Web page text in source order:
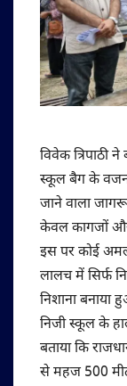
विवेक त्रिपाठी
स्कूल बैग के वजन
जाने वाला
केवल कागजों
इस पर कोई
लालच में सिर्फ
निशाना बनाया
निजी स्कूल के
बताया कि
से महज 500